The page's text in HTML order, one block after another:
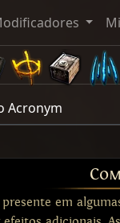
Acronym
em